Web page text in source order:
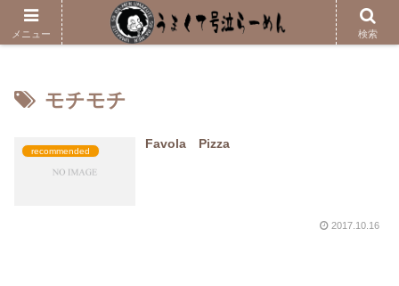
メニューはこちら
モチモチ
recommended
Favola Pizza
2017.10.16
メニュー 検索